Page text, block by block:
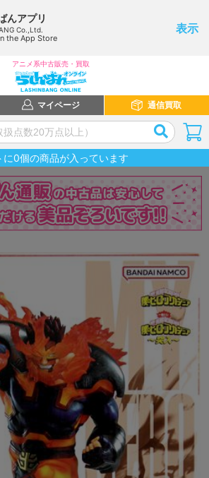
んアプリ
Co.,Ltd.
the App Store
表示
アニメ系中古販売・買取
マイページ 通信買取
に0個の商品が入っています